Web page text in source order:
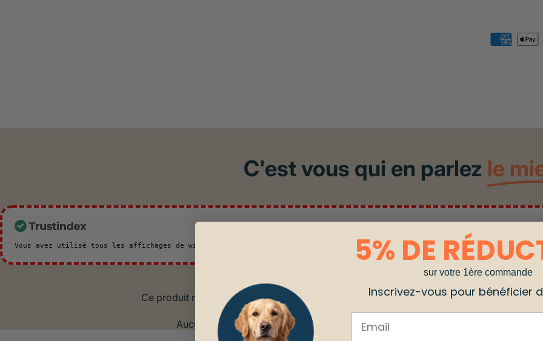
C'est vous qui en parlez le
Vous avez utilisé tous les affichages de widget inclus dans le forfait gratuit. Consultez nos plans d'abonnement ! >>
Ce produit n'a pas encore reçu d'avis
Aucun élément trouvé
5% DE
sur votre 1ère commande
Inscrivez-vous pour bénéficier
Email